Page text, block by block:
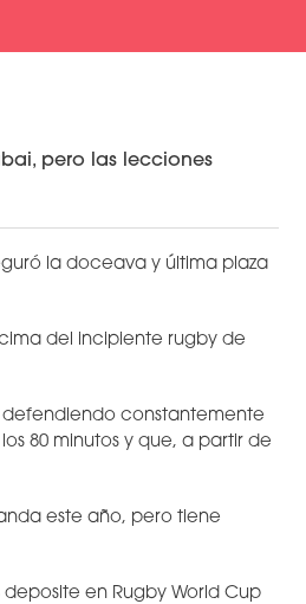
pero las lecciones
la doceava y última plaza
del incipiente rugby de
defendiendo constantemente
80 minutos y que, a partir de
este año, pero tiene
en Rugby World Cup